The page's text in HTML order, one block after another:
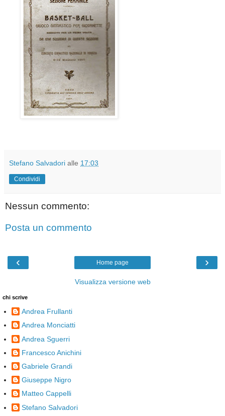
Stefano Salvadori alle 17:03
Condividi
Nessun commento:
Posta un commento
‹ ›
Home page
Visualizza versione web
chi scrive
Andrea Frullanti
Andrea Monciatti
Andrea Sguerri
Francesco Anichini
Gabriele Grandi
Giuseppe Nigro
Matteo Cappelli
Stefano Salvadori